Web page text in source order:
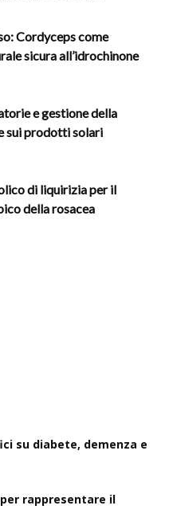
Cordyceps come
sicura all’idrochinone
e gestione della
sui prodotti solari
di liquirizia per il
della rosacea
su diabete, demenza e
rappresentare il